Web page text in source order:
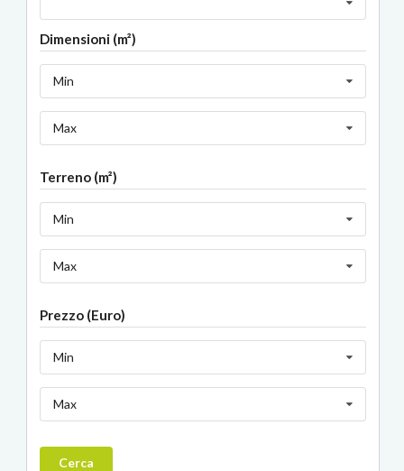
Dimensioni (m²)
Min
Max
Terreno (m²)
Min
Max
Prezzo (Euro)
Min
Max
Cerca